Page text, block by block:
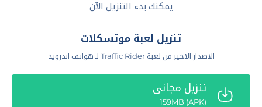
يمكنك بدء التنزيل الآن
تنزيل لعبة موتسكلات
الاصدار الاخير من لعبة Traffic Rider لـ هواتف اندرويد
تنزيل مجاني
(APK) 159MB